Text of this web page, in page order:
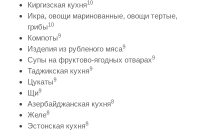
Киргизская кухня10
Икра, овощи маринованные, овощи тертые,
грибы10
Компоты9
Изделия из рубленого мяса9
Супы на фруктово-ягодных отварах9
Таджикская кухня9
Цукаты9
Щи9
Азербайджанская кухня8
Желе8
Эстонская кухня8